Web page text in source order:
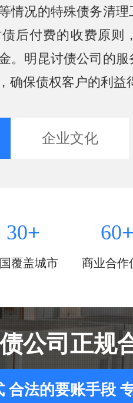
情况的特殊债务清理
后付费的收费原则
。明昆讨债公司的
确保债权客户的利益
企业文化
30+
覆盖城市
60+
商业合作
公司正规
合法的要账手段